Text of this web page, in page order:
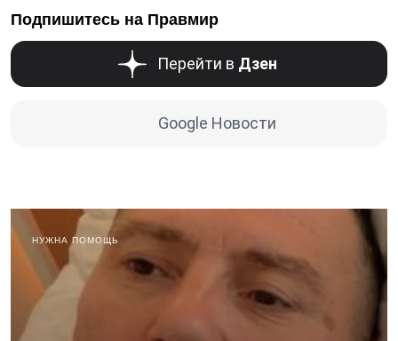
Подпишитесь на Правмир
Перейти в Дзен
Google Новости
НУЖНА ПОМОЩЬ